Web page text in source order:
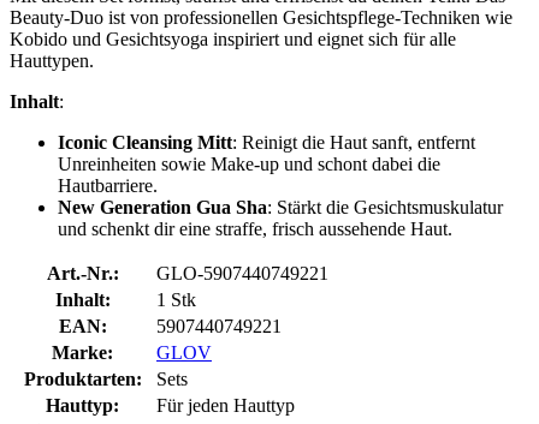
Beauty-Duo ist von professionellen Gesichtspflege-Techniken wie
Kobido und Gesichtsyoga inspiriert und eignet sich für alle
Hauttypen.
Inhalt:
Iconic Cleansing Mitt: Reinigt die Haut sanft, entfernt
Unreinheiten sowie Make-up und schont dabei die
Hautbarriere.
New Generation Gua Sha: Stärkt die Gesichtsmuskulatur
und schenkt dir eine straffe, frisch aussehende Haut.
Art.-Nr.:
GLO-5907440749221
Inhalt:
1 Stk
EAN:
5907440749221
Marke:
GLOV
Produktarten:
Sets
Hauttyp:
Für jeden Hauttyp